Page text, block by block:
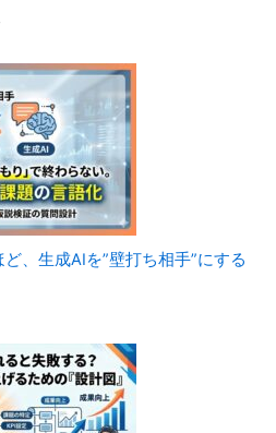
、生成AIを”壁打ち相手”にする